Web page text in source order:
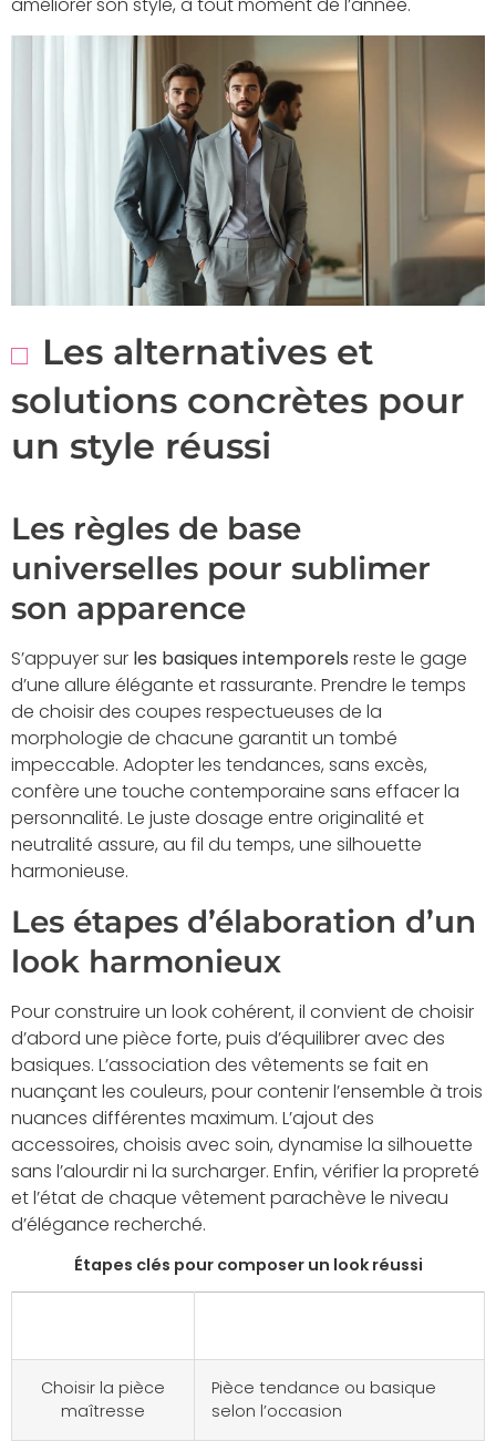
améliorer son style, à tout moment de l’année.
Les alternatives et
solutions concrètes pour
un style réussi
Les règles de base
universelles pour sublimer
son apparence
S’appuyer sur les basiques intemporels reste le gage
d’une allure élégante et rassurante. Prendre le temps
de choisir des coupes respectueuses de la
morphologie de chacune garantit un tombé
impeccable. Adopter les tendances, sans excès,
confère une touche contemporaine sans effacer la
personnalité. Le juste dosage entre originalité et
neutralité assure, au fil du temps, une silhouette
harmonieuse.
Les étapes d’élaboration d’un
look harmonieux
Pour construire un look cohérent, il convient de choisir
d’abord une pièce forte, puis d’équilibrer avec des
basiques. L’association des vêtements se fait en
nuançant les couleurs, pour contenir l’ensemble à trois
nuances différentes maximum. L’ajout des
accessoires, choisis avec soin, dynamise la silhouette
sans l’alourdir ni la surcharger. Enfin, vérifier la propreté
et l’état de chaque vêtement parachève le niveau
d’élégance recherché.
Étapes clés pour composer un look réussi
Choisir la pièce
maîtresse
Pièce tendance ou basique
selon l’occasion